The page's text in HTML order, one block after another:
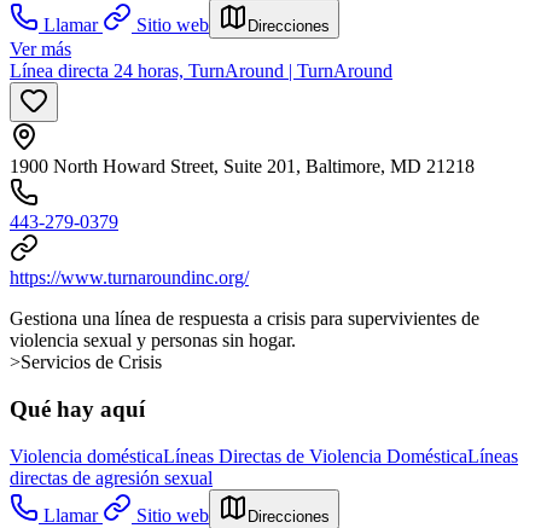
Llamar
Sitio web Direcciones
Ver más
Línea directa 24 horas, TurnAround | TurnAround
1900 North Howard Street, Suite 201, Baltimore, MD 21218
443-279-0379
https://www.turnaroundinc.org/
Gestiona una línea de respuesta a crisis para supervivientes de
violencia sexual y personas sin hogar.
>Servicios de Crisis
Qué hay aquí
Violencia domésticaLíneas Directas de Violencia DomésticaLíneas
directas de agresión sexual
Llamar
Sitio web Direcciones